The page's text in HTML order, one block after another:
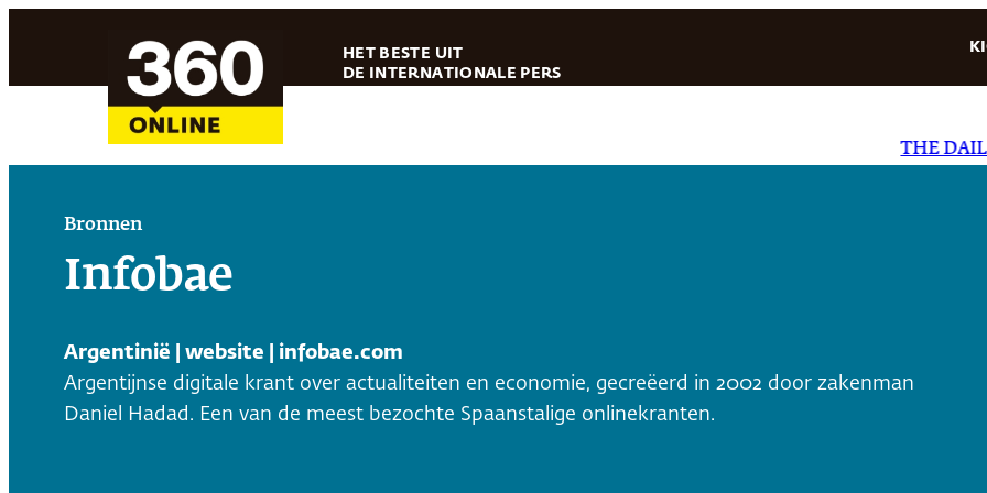
HET BESTE UIT
DE INTERNATIONALE PERS
THE DAILY STAR
Bronnen
Infobae
Argentinië | website | infobae.com
Argentijnse digitale krant over actualiteiten en economie, gecreëerd in 2002 door zakenman
Daniel Hadad. Een van de meest bezochte Spaanstalige onlinekranten.